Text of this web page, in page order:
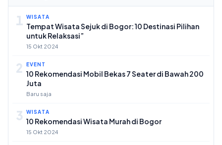
1 WISATA
Tempat Wisata Sejuk di Bogor: 10 Destinasi Pilihan
untuk Relaksasi”
15 Okt 2024
2 EVENT
10 Rekomendasi Mobil Bekas 7 Seater di Bawah 200
Juta
Baru saja
3 WISATA
10 Rekomendasi Wisata Murah di Bogor
15 Okt 2024